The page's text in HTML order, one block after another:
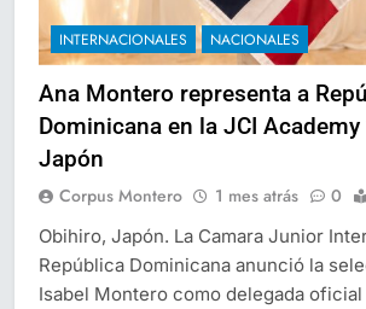
INTERNACIONALES NACIONALES
Ana Montero representa a
Dominicana en la JCI
Japón
Corpus Montero 1 mes atrás 0
Obihiro, Japón. La Camara Junior
República Dominicana anunció la
Isabel Montero como delegada